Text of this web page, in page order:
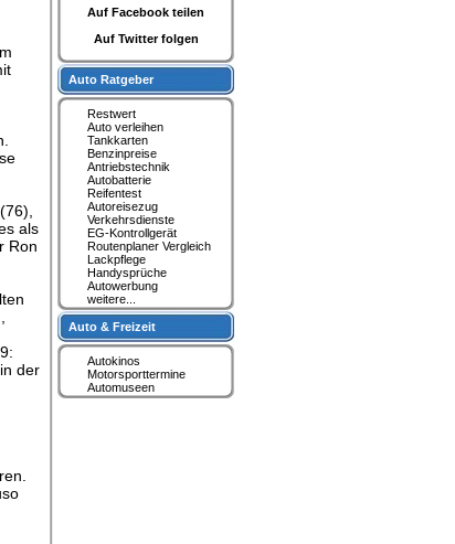
als
Ron
der
Auf Facebook teilen
Auf Twitter folgen
Auto Ratgeber
Restwert
Auto verleihen
Tankkarten
Benzinpreise
Antriebstechnik
Autobatterie
Reifentest
Autoreisezug
Verkehrsdienste
EG-Kontrollgerät
Routenplaner Vergleich
Lackpflege
Handysprüche
Autowerbung
weitere...
Auto & Freizeit
Autokinos
Motorsporttermine
Automuseen